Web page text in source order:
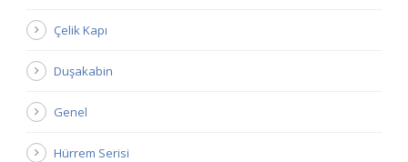
Çelik Kapı
Duşakabin
Genel
Hürrem Serisi